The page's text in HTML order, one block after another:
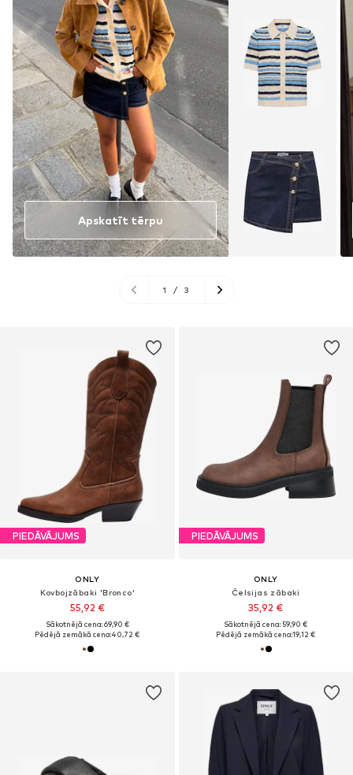
PIEDĀVĀJUMS
ONLY
Kovbojzābaki 'Bronco'
55,92 €
Sākotnējā cena: 69,90 €
Pēdējā zemākā cena:40,72 €
Apskatīt tērpu
1 / 3
PIEDĀVĀJUMS
ONLY
Čelsijas zābaki
35,92 €
Sākotnējā cena: 59,90 €
Pēdējā zemākā cena:19,12 €